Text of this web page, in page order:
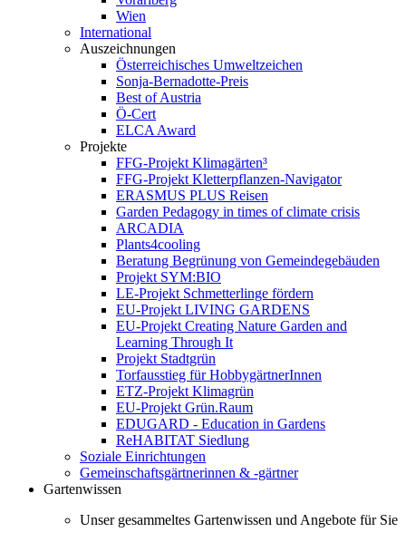
Wien
International
Auszeichnungen
Österreichisches Umweltzeichen
Sonja-Bernadotte-Preis
Best of Austria
Ö-Cert
ELCA Award
Projekte
FFG-Projekt Klimagärten³
FFG-Projekt Kletterpflanzen-Navigator
ERASMUS PLUS Reisen
Garden Pedagogy in times of climate crisis
ARCADIA
Plants4cooling
Beratung Begrünung von Gemeindegebäuden
Projekt SYM:BIO
LE-Projekt Schmetterlinge fördern
EU-Projekt LIVING GARDENS
EU-Projekt Creating Nature Garden and
Learning Through It
Projekt Stadtgrün
Torfausstieg für HobbygärtnerInnen
ETZ-Projekt Klimagrün
EU-Projekt Grün.Raum
EDUGARD - Education in Gardens
ReHABITAT Siedlung
Soziale Einrichtungen
Gemeinschaftsgärtnerinnen & -gärtner
Gartenwissen
Unser gesammeltes Gartenwissen und Angebote für Sie